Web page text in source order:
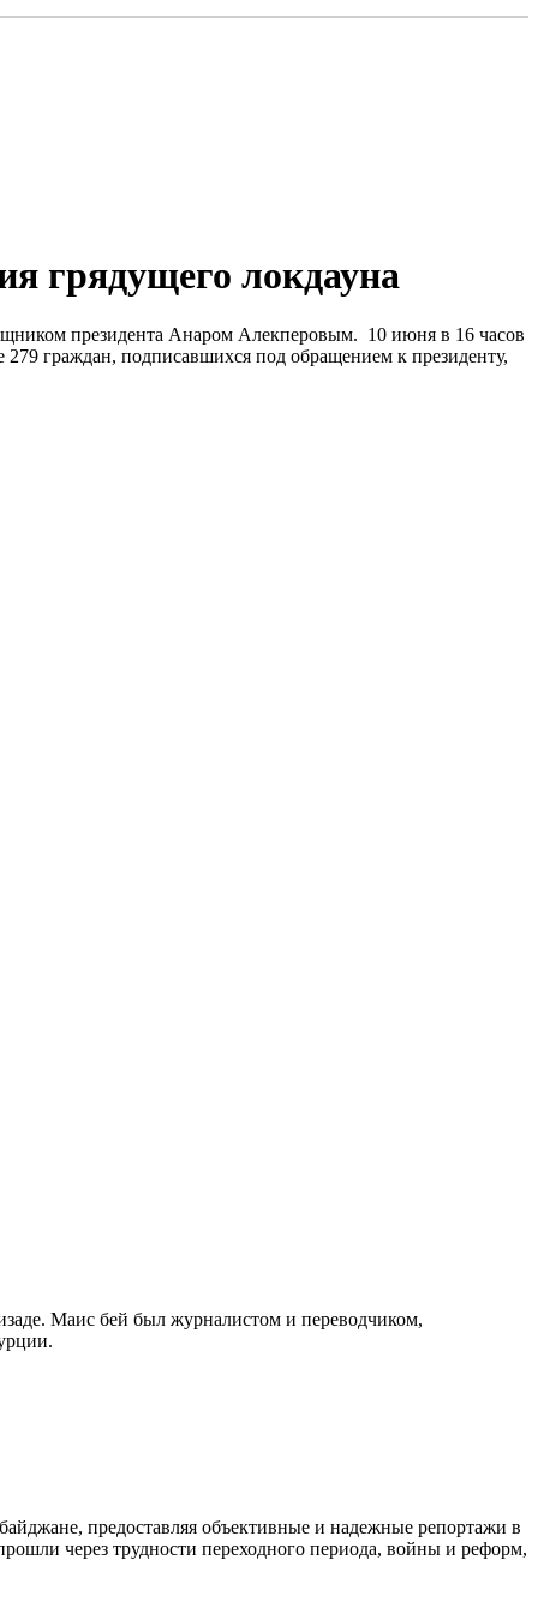
грядущего локдауна
президента Анаром Алекперовым. 10 июня в 16 часов
граждан, подписавшихся под обращением к президенту,
Маис бей был журналистом и переводчиком,
предоставляя объективные и надежные репортажи в
через трудности переходного периода, войны и реформ,